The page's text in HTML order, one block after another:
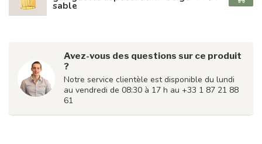
sable
Avez-vous des questions sur ce produit
?
Notre service clientèle est disponible du lundi
au vendredi de 08:30 à 17 h au +33 1 87 21 88
61